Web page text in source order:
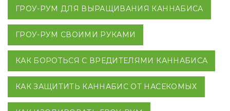
ГРОУ-РУМ ДЛЯ ВЫРАЩИВАНИЯ КАННАБИСА
ГРОУ-РУМ СВОИМИ РУКАМИ
КАК БОРОТЬСЯ С ВРЕДИТЕЛЯМИ КАННАБИСА
КАК ЗАЩИТИТЬ КАННАБИС ОТ НАСЕКОМЫХ